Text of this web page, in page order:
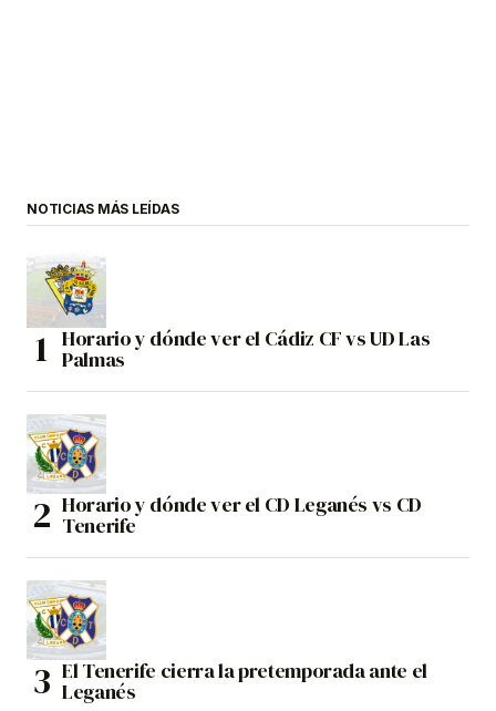
NOTICIAS MÁS LEÍDAS
Horario y dónde ver el Cádiz CF vs UD Las
Palmas
Horario y dónde ver el CD Leganés vs CD
Tenerife
El Tenerife cierra la pretemporada ante el
Leganés